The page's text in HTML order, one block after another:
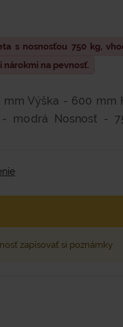
s nosnosťou 750 kg,
nárokmi na pevnosť.
Výška - 600 mm
modrá Nosnosť -
zapisovať si poznámky